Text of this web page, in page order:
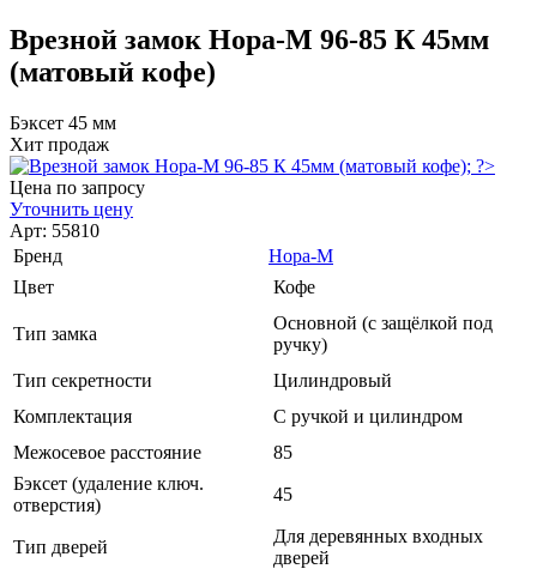
Врезной замок Нора-М 96-85 К 45мм
(матовый кофе)
Бэксет 45 мм
Хит продаж
Цена по запросу
Уточнить цену
Арт: 55810
Бренд
Нора-М
Цвет
Кофе
Тип замка
Основной (с защёлкой под
ручку)
Тип секретности
Цилиндровый
Комплектация
С ручкой и цилиндром
Межосевое расстояние
85
Бэксет (удаление ключ.
отверстия)
45
Тип дверей
Для деревянных входных
дверей